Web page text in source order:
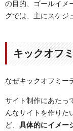
の目的、ゴールイメ
グでは、主にスケジ
キックオフ
なぜキックオフミー
サイト制作にあたっ
んなサイトを作りた
ど、 具体的にイメー